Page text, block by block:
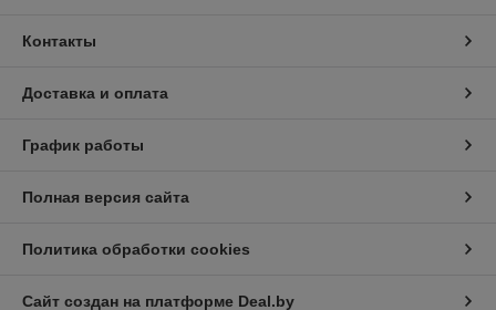
Контакты
Доставка и оплата
График работы
Полная версия сайта
Политика обработки cookies
Сайт создан на платформе Deal.by